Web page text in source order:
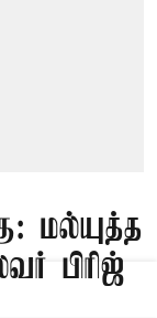
மல்யுத்த
பிரிஜ்